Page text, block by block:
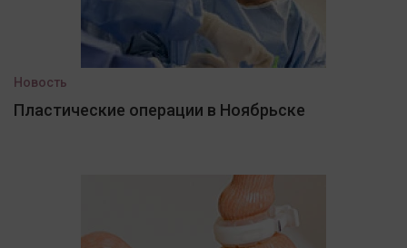
Новость
Пластические операции в Ноябрьске